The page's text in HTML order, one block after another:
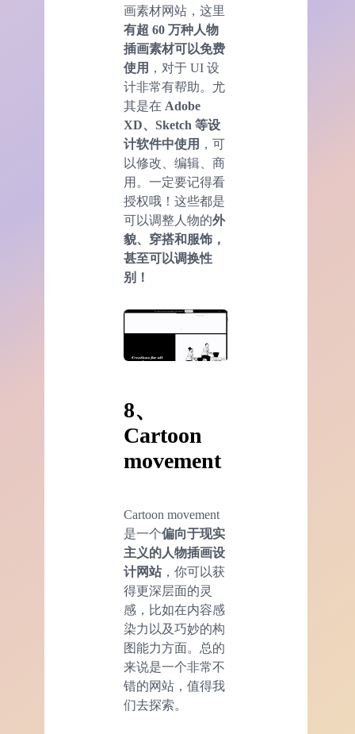
画素材网站，这里
有超 60 万种人物
插画素材可以免费
使用 ，对于 UI 设
计非常有帮助。尤
其是在 Adobe
XD、Sketch 等设
计软件中使用 ，可
以修改、编辑、商
用。一定要记得看
授权哦！这些都是
可以调整人物的外
貌、穿搭和服饰，
甚至可以调换性
别！
8、
Cartoon
movement
Cartoon movement
是一个偏向于现实
主义的人物插画设
计网站，你可以获
得更深层面的灵
感，比如在内容感
染力以及巧妙的构
图能力方面。总的
来说是一个非常不
错的网站，值得我
们去探索。